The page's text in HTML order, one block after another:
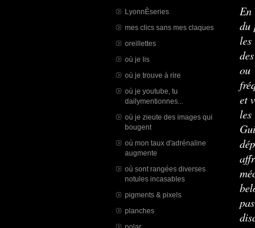
LyonnÈseries
mes clics sans mes claques
oreillettes
où je lis
où je trouve à rire
où je youtube, tu
dailymentionnes...
où je zieute des images qui
bougent
où mon taux d'adrénaline
augmente
où sont rangées diverses
notules incasables
pigments & pixels
planches
En
du
ou
et